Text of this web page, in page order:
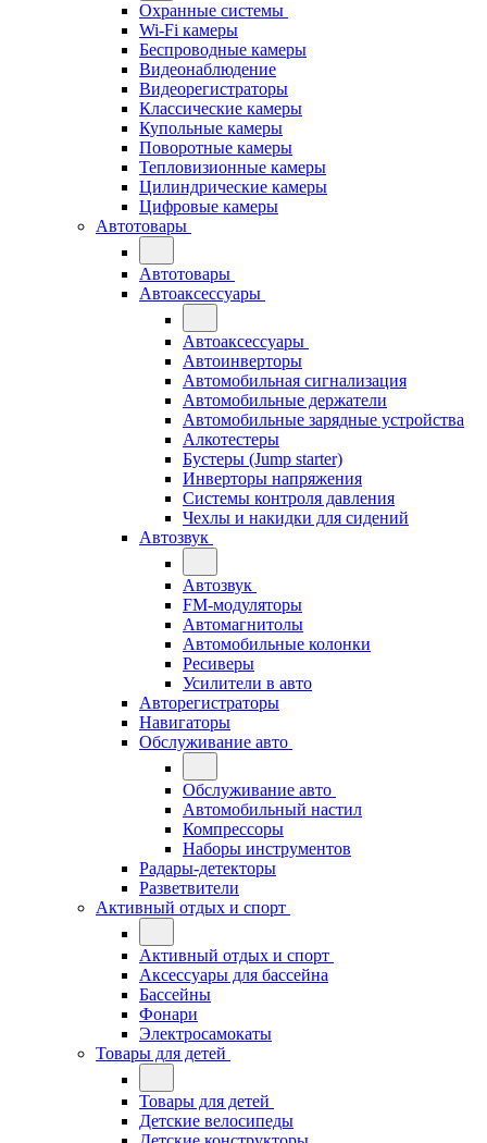
Охранные системы
Wi-Fi камеры
Беспроводные камеры
Видеонаблюдение
Видеорегистраторы
Классические камеры
Купольные камеры
Поворотные камеры
Тепловизионные камеры
Цилиндрические камеры
Цифровые камеры
Автотовары
Автотовары
Автоаксессуары
Автоаксессуары
Автоинверторы
Автомобильная сигнализация
Автомобильные держатели
Автомобильные зарядные устройства
Алкотестеры
Бустеры (Jump starter)
Инверторы напряжения
Системы контроля давления
Чехлы и накидки для сидений
Автозвук
Автозвук
FM-модуляторы
Автомагнитолы
Автомобильные колонки
Ресиверы
Усилители в авто
Авторегистраторы
Навигаторы
Обслуживание авто
Обслуживание авто
Автомобильный настил
Компрессоры
Наборы инструментов
Радары-детекторы
Разветвители
Активный отдых и спорт
Активный отдых и спорт
Аксессуары для бассейна
Бассейны
Фонари
Электросамокаты
Товары для детей
Товары для детей
Детские велосипеды